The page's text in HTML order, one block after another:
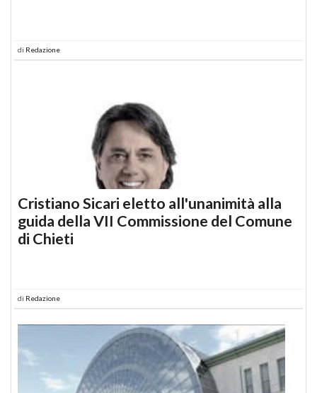
di Redazione
Cristiano Sicari eletto all'unanimità alla
guida della VII Commissione del Comune
di Chieti
di Redazione